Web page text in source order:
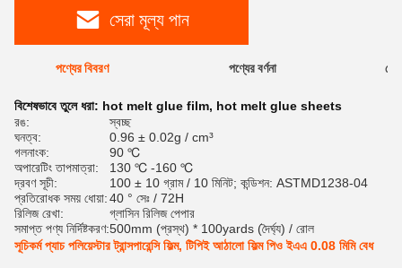
সেরা মূল্য পান
পণ্যের বিবরণ পণ্যের বর্ণনা
বিশেষভাবে তুলে ধরা: hot melt glue film, hot melt glue sheets
রঙ:
স্বচ্ছ
ঘনত্ব:
0.96 ± 0.02g / cm³
গলনাংক:
90 ℃
অপারেটিং তাপমাত্রা:
130 ℃ -160 ℃
দ্রবণ সূচী:
100 ± 10 গ্রাম / 10 মিনিট; কন্ডিশন: ASTMD1238-04
প্রতিরোধক সময় ধোয়া:40 ° সেঃ / 72H
রিলিজ রেখা:
গ্লাসিন রিলিজ পেপার
সমাপ্ত পণ্য নির্দিষ্টকরণ:500mm (প্রস্থ) * 100yards (দৈর্ঘ্য) / রোল
সূচিকর্ম প্যাচ পলিয়েস্টার ট্রান্সপারেন্সি ফিল্ম, টিপিই আঠালো ফিল্ম পিও ইএএ 0.08 মিমি বেধ